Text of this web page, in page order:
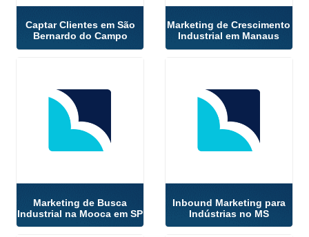
Captar Clientes em São
Bernardo do Campo
Marketing de Crescimento
Industrial em Manaus
Marketing de Busca
Industrial na Mooca em SP
Inbound Marketing para
Indústrias no MS